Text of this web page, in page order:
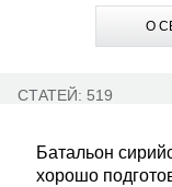
О
СТАТЕЙ: 519
Батальон
хорошо